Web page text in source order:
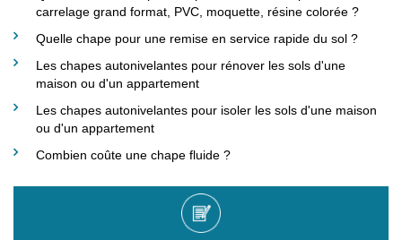
carrelage grand format, PVC, moquette, résine colorée ?
Quelle chape pour une remise en service rapide du sol ?
Les chapes autonivelantes pour rénover les sols d'une
maison ou d'un appartement
Les chapes autonivelantes pour isoler les sols d'une maison
ou d'un appartement
Combien coûte une chape fluide ?